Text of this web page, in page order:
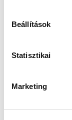
Beállítások
Statisztikai
Marketing